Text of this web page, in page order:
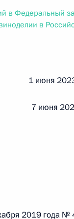
г. № 256-ФЗ
№ 263-ФЗ
в Федеральный
в
1 июня 2023
7 июня 2023
2019 года №